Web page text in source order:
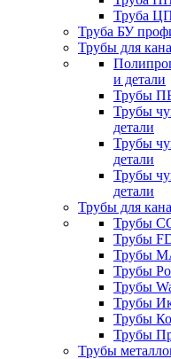
Труба
Труба БУ
Трубы для
и детали
Трубы
Трубы
детали
Трубы
детали
Трубы
детали
Трубы для
Трубы
Трубы
Трубы
Трубы
Трубы
Трубы
Трубы
Трубы
Трубы